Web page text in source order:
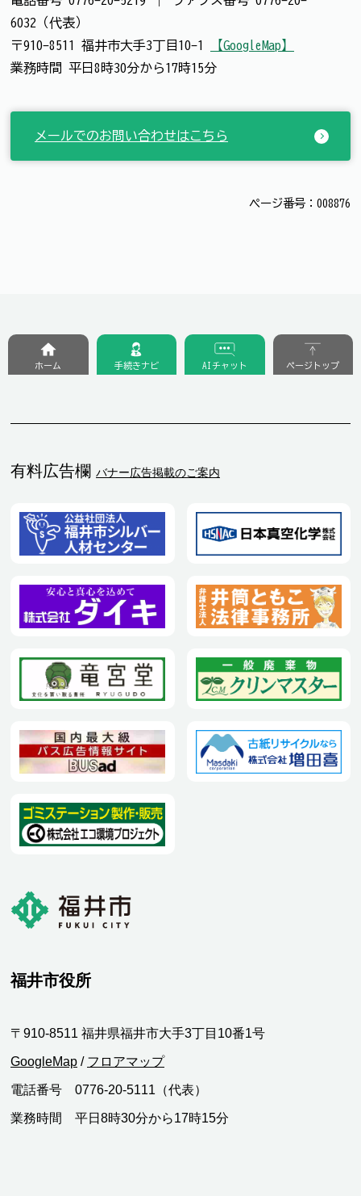
6032（代表）
〒910-8511 福井市大手3丁目10-1
【GoogleMap】
業務時間 平日8時30分から17時15分
メールでのお問い合わせはこちら
ページ番号：008876
有料広告欄 バナー広告掲載のご案内
ホーム 手続きナビ AIチャット ページトップ
福井市役所
〒910-8511 福井県福井市大手3丁目10番1号
GoogleMap / フロアマップ
電話番号 0776-20-5111（代表）
業務時間 平日8時30分から17時15分